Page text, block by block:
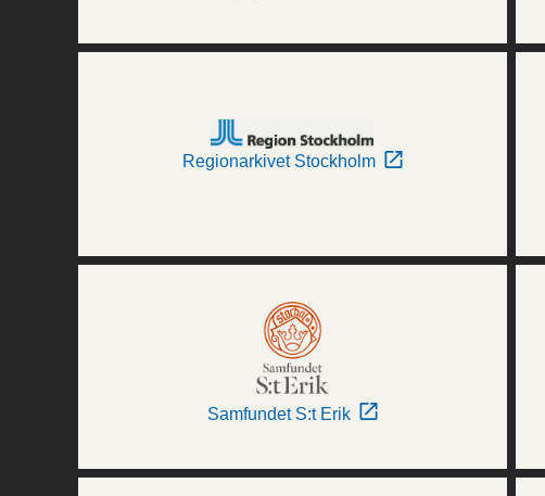
Regionarkivet Stockholm
Samfundet S:t Erik